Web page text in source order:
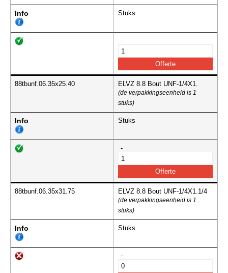
Info Stuks
-
88tbunf.06.35x25.40 ELVZ 8.8 Bout UNF-1/4X1.
(de verpakkingseenheid is 1
stuks)
Info Stuks
-
88tbunf.06.35x31.75 ELVZ 8.8 Bout UNF-1/4X1.1/4
(de verpakkingseenheid is 1
stuks)
Info Stuks
-